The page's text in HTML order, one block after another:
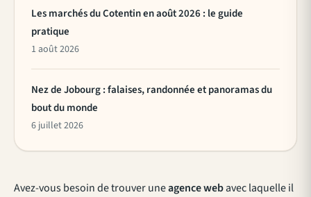
Avez-vous besoin de trouver uneagence webavec laquelle il
Les marchés du Cotentin en août 2026 : le guide
pratique
1 août 2026
Nez de Jobourg : falaises, randonnée et panoramas du
bout du monde
6 juillet 2026